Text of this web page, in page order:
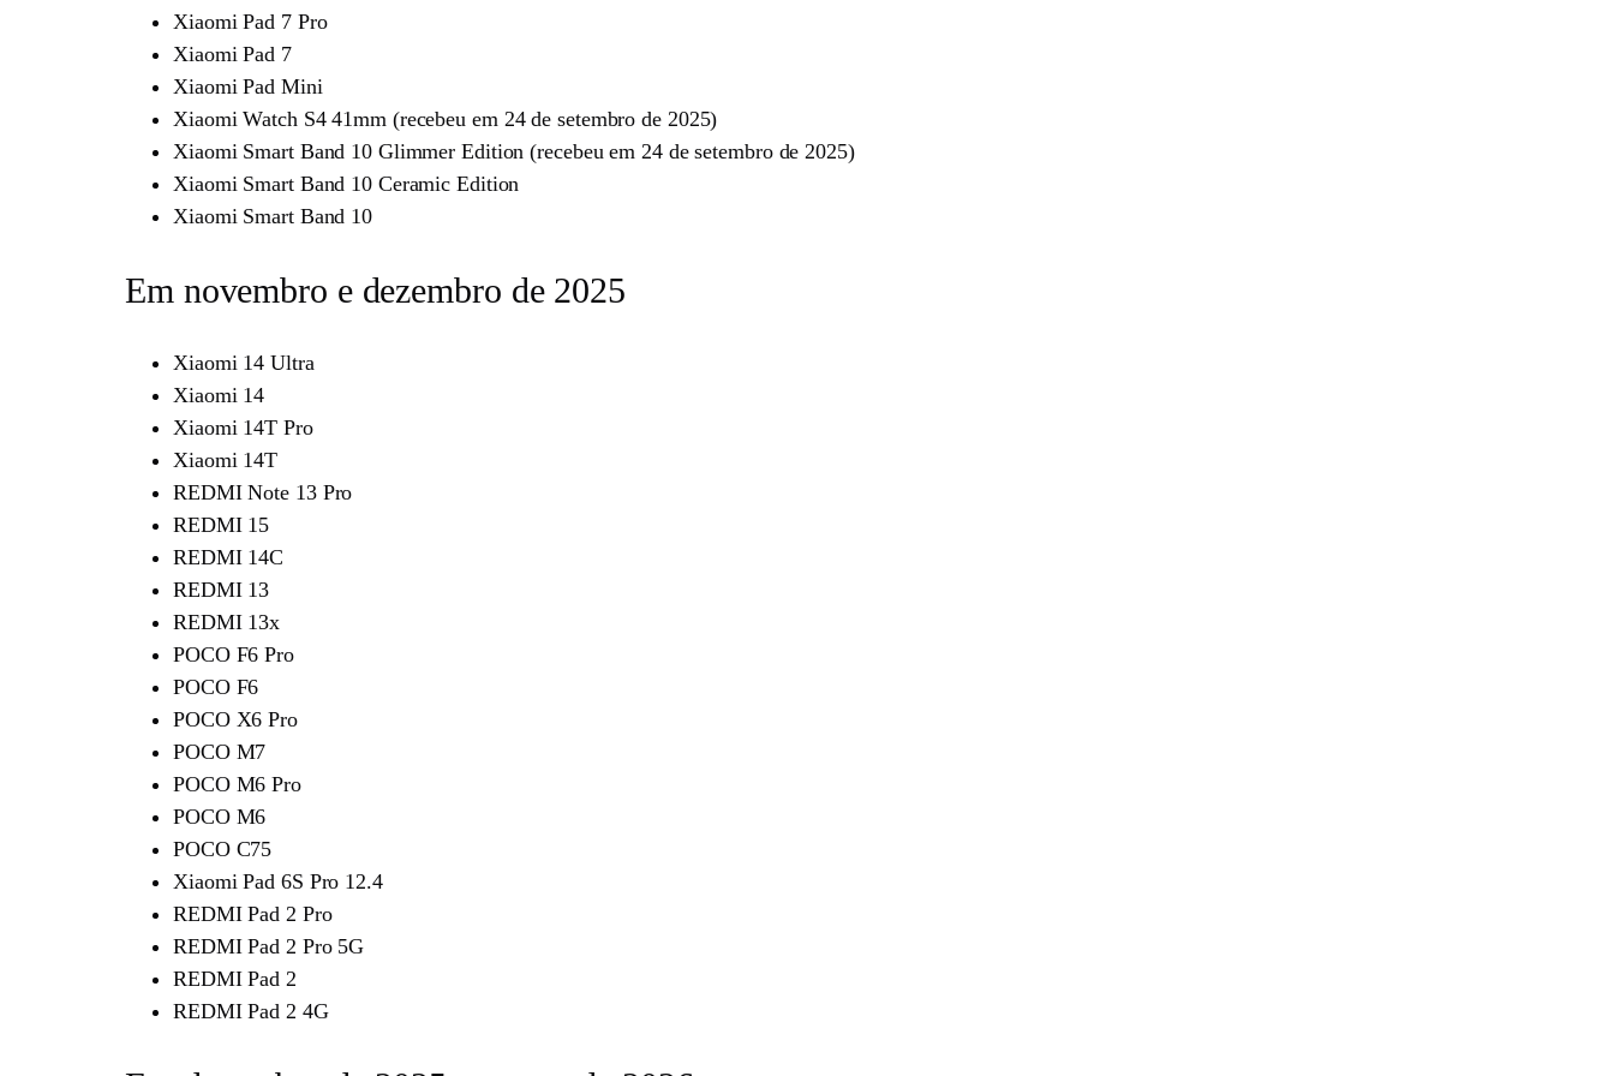
Xiaomi Pad 7 Pro
Xiaomi Pad 7
Xiaomi Pad Mini
Xiaomi Watch S4 41mm (recebeu em 24 de setembro de 2025)
Xiaomi Smart Band 10 Glimmer Edition (recebeu em 24 de setembro de 2025)
Xiaomi Smart Band 10 Ceramic Edition
Xiaomi Smart Band 10
Em novembro e dezembro de 2025
Xiaomi 14 Ultra
Xiaomi 14
Xiaomi 14T Pro
Xiaomi 14T
REDMI Note 13 Pro
REDMI 15
REDMI 14C
REDMI 13
REDMI 13x
POCO F6 Pro
POCO F6
POCO X6 Pro
POCO M7
POCO M6 Pro
POCO M6
POCO C75
Xiaomi Pad 6S Pro 12.4
REDMI Pad 2 Pro
REDMI Pad 2 Pro 5G
REDMI Pad 2
REDMI Pad 2 4G